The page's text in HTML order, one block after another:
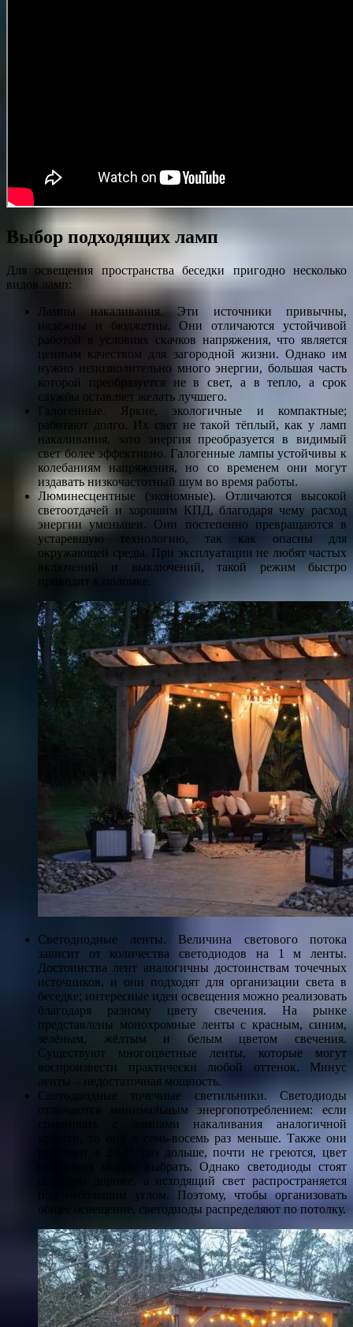
Выбор подходящих ламп
Для освещения пространства беседки пригодно несколько
видов ламп:
Лампы накаливания. Эти источники привычны,
надёжны и бюджетны. Они отличаются устойчивой
работой в условиях скачков напряжения, что является
ценным качеством для загородной жизни. Однако им
нужно непозволительно много энергии, большая часть
которой преобразуется не в свет, а в тепло, а срок
службы оставляет желать лучшего.
Галогенные. Яркие, экологичные и компактные;
работают долго. Их свет не такой тёплый, как у ламп
накаливания, зато энергия преобразуется в видимый
свет более эффективно. Галогенные лампы устойчивы к
колебаниям напряжения, но со временем они могут
издавать низкочастотный шум во время работы.
Люминесцентные (экономные). Отличаются высокой
светоотдачей и хорошим КПД, благодаря чему расход
энергии уменьшен. Они постепенно превращаются в
устаревшую технологию, так как опасны для
окружающей среды. При эксплуатации не любят частых
включений и выключений, такой режим быстро
приводит к поломке.
Светодиодные ленты. Величина светового потока
зависит от количества светодиодов на 1 м ленты.
Достоинства лент аналогичны достоинствам точечных
источников, и они подходят для организации света в
беседке; интересные идеи освещения можно реализовать
благодаря разному цвету свечения. На рынке
представлены монохромные ленты с красным, синим,
зелёным, жёлтым и белым цветом свечения.
Существуют многоцветные ленты, которые могут
воспроизвести практически любой оттенок. Минус
ленты – недостаточная мощность.
Светодиодные точечные светильники. Светодиоды
отличаются минимальным энергопотреблением: если
сравнивать с лампами накаливания аналогичной
яркости, то оно в семь-восемь раз меньше. Также они
работают в 20-25 раз дольше, почти не греются, цвет
излучения можно выбрать. Однако светодиоды стоят
ощутимо дороже, а исходящий свет распространяется
под небольшим углом. Поэтому, чтобы организовать
общее освещение, светодиоды распределяют по потолку.